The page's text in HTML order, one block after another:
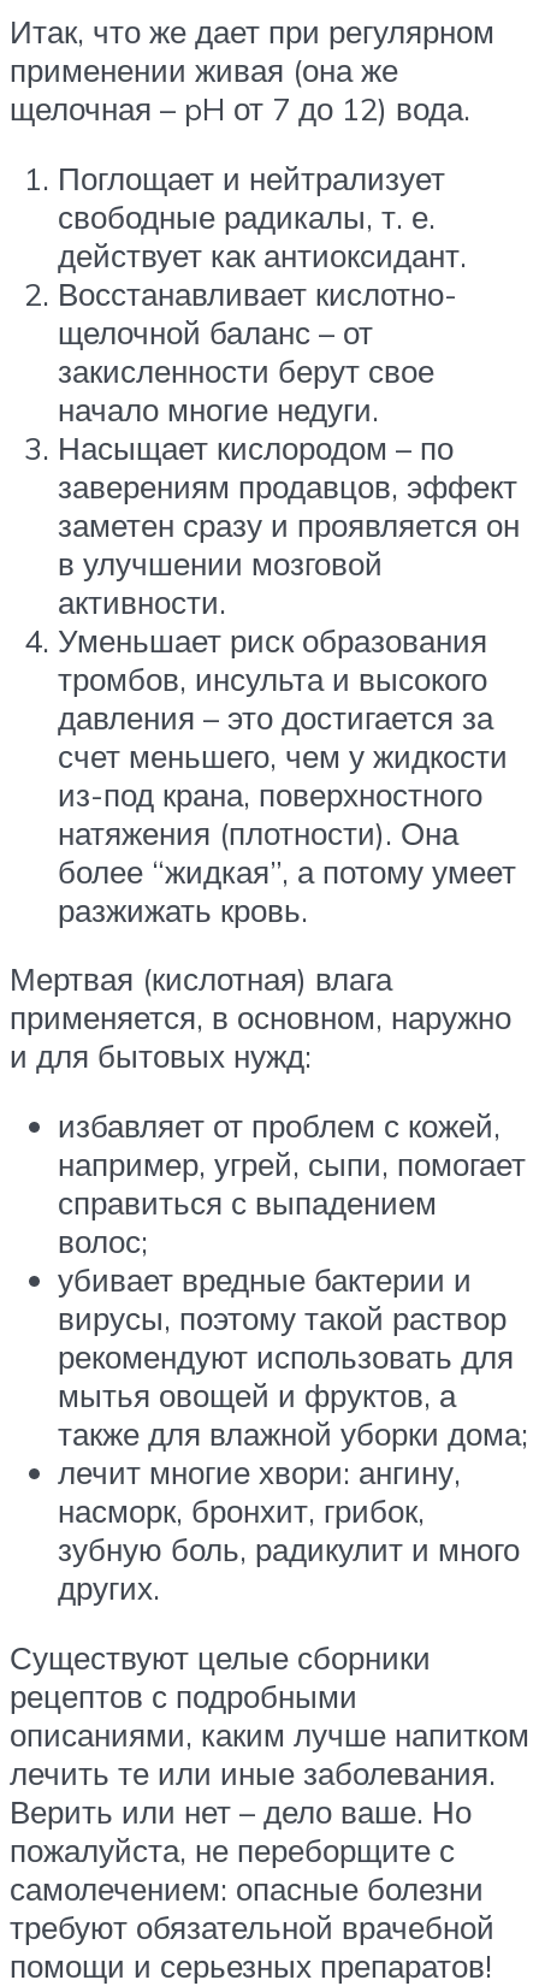
Итак, что же дает при регулярном
применении живая (она же
щелочная – pH от 7 до 12) вода.
Поглощает и нейтрализует
свободные радикалы, т. е.
действует как антиоксидант.
Восстанавливает кислотно-
щелочной баланс – от
закисленности берут свое
начало многие недуги.
Насыщает кислородом – по
заверениям продавцов, эффект
заметен сразу и проявляется он
в улучшении мозговой
активности.
Уменьшает риск образования
тромбов, инсульта и высокого
давления – это достигается за
счет меньшего, чем у жидкости
из-под крана, поверхностного
натяжения (плотности). Она
более “жидкая”, а потому умеет
разжижать кровь.
Мертвая (кислотная) влага
применяется, в основном, наружно
и для бытовых нужд:
избавляет от проблем с кожей,
например, угрей, сыпи, помогает
справиться с выпадением
волос;
убивает вредные бактерии и
вирусы, поэтому такой раствор
рекомендуют использовать для
мытья овощей и фруктов, а
также для влажной уборки дома;
лечит многие хвори: ангину,
насморк, бронхит, грибок,
зубную боль, радикулит и много
других.
Существуют целые сборники
рецептов с подробными
описаниями, каким лучше напитком
лечить те или иные заболевания.
Верить или нет – дело ваше. Но
пожалуйста, не переборщите с
самолечением: опасные болезни
требуют обязательной врачебной
помощи и серьезных препаратов!